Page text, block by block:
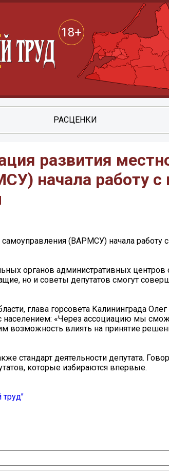
18+
РАСЦЕНКИ
развития
начала работу
самоуправления (ВАРМСУ) начала
органов административных центров
но и советы депутатов смогут
глава горсовета Калининграда
населением: «Через ассоциацию мы
возможность влиять на принятие
стандарт деятельности депутата.
которые избираются впервые.
труд"